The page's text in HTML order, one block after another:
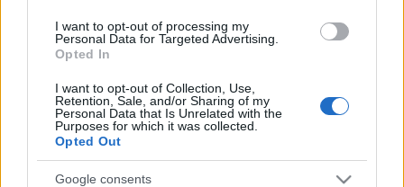
I want to opt-out of processing my
Personal Data for Targeted Advertising.
Opted In
I want to opt-out of Collection, Use,
Retention, Sale, and/or Sharing of my
Personal Data that Is Unrelated with the
Purposes for which it was collected.
Opted Out
Google consents
70 láb, kiszálló, 33. - Január végén Londonban
leplezték le a Clipper Round the World verseny új
hajóját, a Clipper 70-est, amelyik a harmadik típus
1955 - az első rajt - óta. Érdekesek az arányok, a test
vízvonal feletti része…
Szeretnél földkerülő versenyző
lenni?